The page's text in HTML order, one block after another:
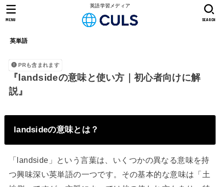
英語学習メディア
英単語
SEARCH
MENU
PRも含まれます
『landsideの意味と使い方｜初心者向けに解
説』
landsideの意味とは？
「landside」という言葉は、いくつかの異なる意味を持
つ興味深い英単語の一つです。その基本的な意味は「土